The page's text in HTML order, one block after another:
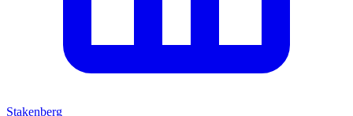
Stakenberg